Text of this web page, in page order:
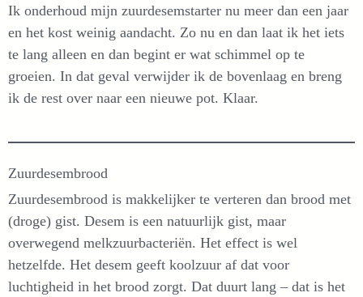
Ik onderhoud mijn zuurdesemstarter nu meer dan een jaar
en het kost weinig aandacht. Zo nu en dan laat ik het iets
te lang alleen en dan begint er wat schimmel op te
groeien. In dat geval verwijder ik de bovenlaag en breng
ik de rest over naar een nieuwe pot. Klaar.
Zuurdesembrood
Zuurdesembrood is makkelijker te verteren dan brood met
(droge) gist. Desem is een natuurlijk gist, maar
overwegend melkzuurbacteriën. Het effect is wel
hetzelfde. Het desem geeft koolzuur af dat voor
luchtigheid in het brood zorgt. Dat duurt lang – dat is het